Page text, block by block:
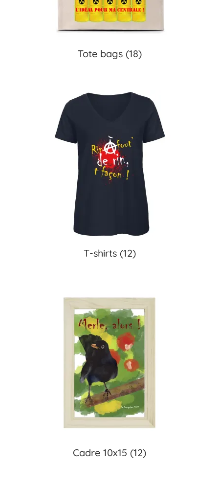
Tote bags (18)
T-shirts (12)
Cadre 10x15 (12)